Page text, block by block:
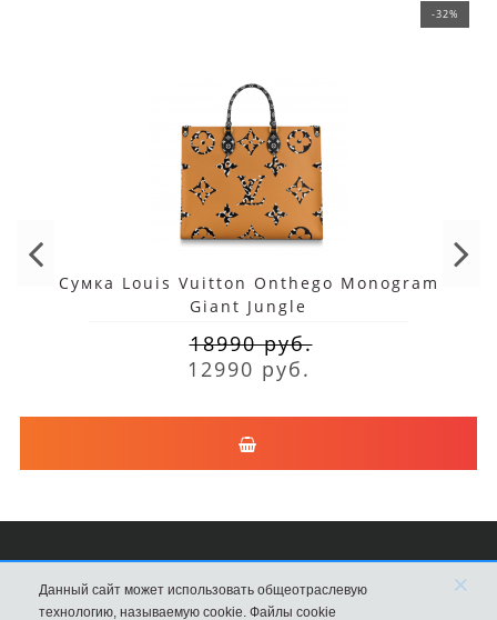
-32%
Сумка Louis Vuitton Onthego Monogram
Giant Jungle
18990 руб.
12990 руб.
Сумки Louis Vuitton
Данный сайт может использовать общеотраслевую
технологию, называемую cookie. Файлы cookie
×